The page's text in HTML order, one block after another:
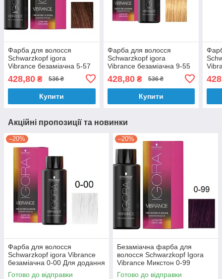
Фарба для волосся
Schwarzkopf igora
Vibrance безаміачна 5-57
золотистий, мідний 60 мл
428,80 ₴ 536 ₴
Купити
Фарба для волосся
Schwarzkopf igora
Vibrance безаміачна 9-55
екстра 60 мл
428,80₴ 536 ₴
Купити
Акційні пропозиції та новинки
–20%
Фарба для волосся
Schwarzkopf igora Vibrance
безаміачна 0-00 Для додання
сяючого блиску 60 мл
Готово до відправки
–20%
Безаміачна фарба для
волосся Schwarzkopf Igora
Vibrance Микстон 0-99
Фіолетовий 60 мл
Готово до відправки